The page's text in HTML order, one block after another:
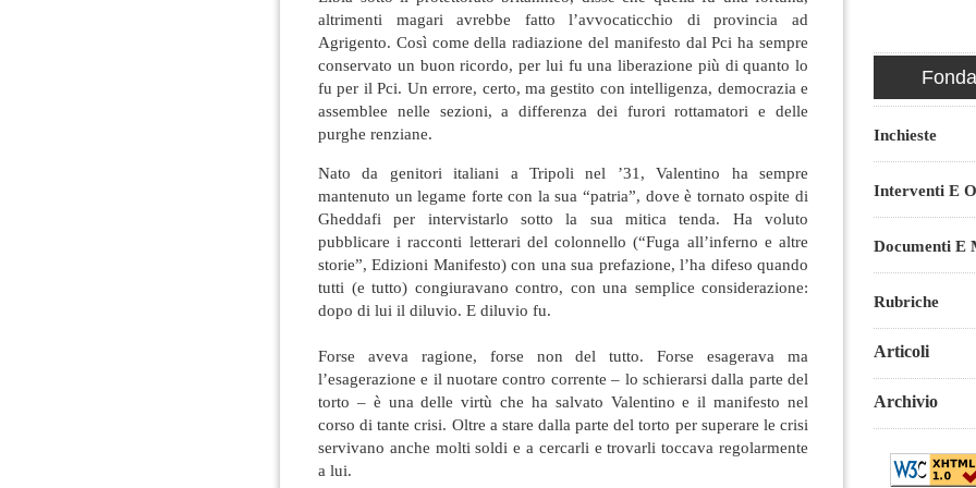
altrimenti magari avrebbe fatto l’avvocaticchio di provincia ad
Agrigento. Così come della radiazione del manifesto dal Pci ha sempre
conservato un buon ricordo, per lui fu una liberazione più di quanto lo
fu per il Pci. Un errore, certo, ma gestito con intelligenza, democrazia e
assemblee nelle sezioni, a differenza dei furori rottamatori e delle
purghe renziane.
Nato da genitori italiani a Tripoli nel ’31, Valentino ha sempre
mantenuto un legame forte con la sua “patria”, dove è tornato ospite di
Gheddafi per intervistarlo sotto la sua mitica tenda. Ha voluto
pubblicare i racconti letterari del colonnello (“Fuga all’inferno e altre
storie”, Edizioni Manifesto) con una sua prefazione, l’ha difeso quando
tutti (e tutto) congiuravano contro, con una semplice considerazione:
dopo di lui il diluvio. E diluvio fu.
Forse aveva ragione, forse non del tutto. Forse esagerava ma
l’esagerazione e il nuotare contro corrente – lo schierarsi dalla parte del
torto – è una delle virtù che ha salvato Valentino e il manifesto nel
corso di tante crisi. Oltre a stare dalla parte del torto per superare le crisi
servivano anche molti soldi e a cercarli e trovarli toccava regolarmente
a lui.
Inchieste
Interventi E
Documenti E
Rubriche
Articoli
Archivio